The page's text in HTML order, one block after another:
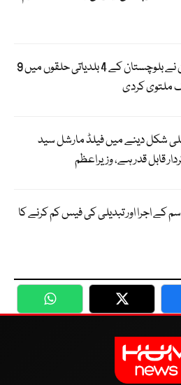
الیکشن کمیشن نے بلوچستان کے 4 بلدیاتی حلقوں میں 9
ملتوی کردی
شکل دینے میں فیلڈ مارشل سید
قابل قدر ہے، وزیراعظم
کے اجرا اور تبدیلی کی فیس کم کرنے کا
WhatsApp Twitter